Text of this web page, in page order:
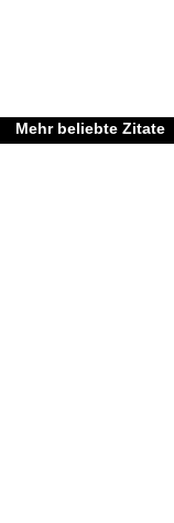
Mehr beliebte Zitate